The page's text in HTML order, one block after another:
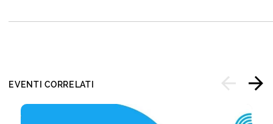
EVENTI CORRELATI